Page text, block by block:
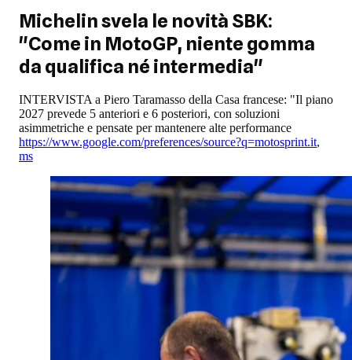
Michelin svela le novità SBK:
"Come in MotoGP, niente gomma
da qualifica né intermedia"
INTERVISTA a Piero Taramasso della Casa francese: "Il piano
2027 prevede 5 anteriori e 6 posteriori, con soluzioni
asimmetriche e pensate per mantenere alte performance
https://www.google.com/preferences/source?q=motosprint.it,
ms